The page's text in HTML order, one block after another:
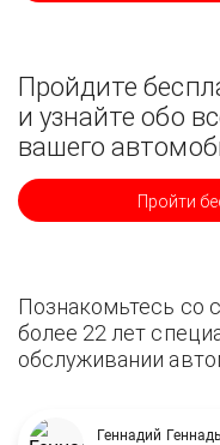
Пройдите
и узнайте обо
вашего
Пройти
Познакомьтесь со
более 22 лет
обслуживании
Геннадий